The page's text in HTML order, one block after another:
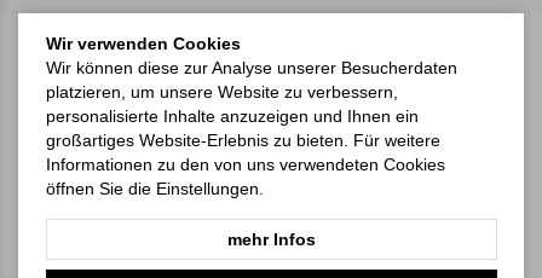
Wir verwenden Cookies
Wir können diese zur Analyse unserer Besucherdaten
platzieren, um unsere Website zu verbessern,
personalisierte Inhalte anzuzeigen und Ihnen ein
großartiges Website-Erlebnis zu bieten. Für weitere
Informationen zu den von uns verwendeten Cookies
öffnen Sie die Einstellungen.
mehr Infos